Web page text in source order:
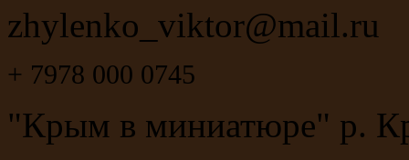
zhylenko_viktor@mail.ru
+ 7978 000 0745
"Крым в миниатюре" р.